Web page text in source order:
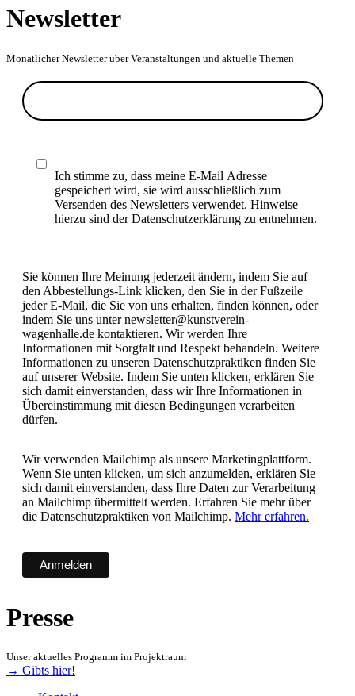
Newsletter
Monatlicher Newsletter über Veranstaltungen und aktuelle Themen
Ich stimme zu, dass meine E-Mail Adresse
gespeichert wird, sie wird ausschließlich zum
Versenden des Newsletters verwendet. Hinweise
hierzu sind der Datenschutzerklärung zu entnehmen.
Sie können Ihre Meinung jederzeit ändern, indem Sie auf
den Abbestellungs-Link klicken, den Sie in der Fußzeile
jeder E-Mail, die Sie von uns erhalten, finden können, oder
indem Sie uns unter newsletter@kunstverein-
wagenhalle.de kontaktieren. Wir werden Ihre
Informationen mit Sorgfalt und Respekt behandeln. Weitere
Informationen zu unseren Datenschutzpraktiken finden Sie
auf unserer Website. Indem Sie unten klicken, erklären Sie
sich damit einverstanden, dass wir Ihre Informationen in
Übereinstimmung mit diesen Bedingungen verarbeiten
dürfen.
Wir verwenden Mailchimp als unsere Marketingplattform.
Wenn Sie unten klicken, um sich anzumelden, erklären Sie
sich damit einverstanden, dass Ihre Daten zur Verarbeitung
an Mailchimp übermittelt werden. Erfahren Sie mehr über
die Datenschutzpraktiken von Mailchimp. Mehr erfahren.
Presse
Unser aktuelles Programm im Projektraum
→ Gibts hier!